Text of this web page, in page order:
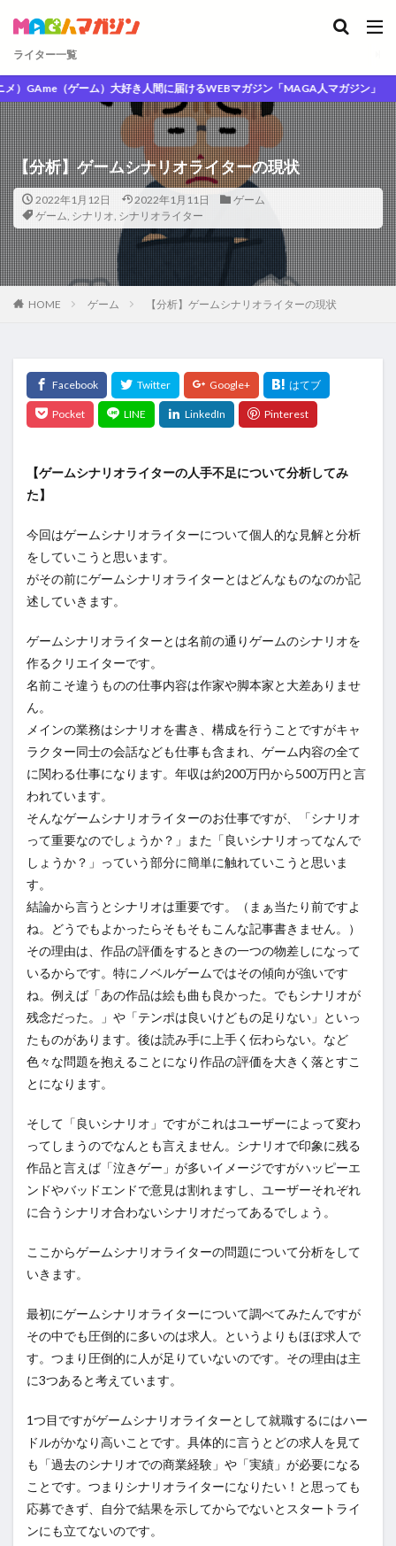
ライター一覧
ゲーム）大好き人間に届けるWEBマガジン「MAGA人マガジン」
【分析】ゲームシナリオライターの現状
2022年1月12日 2022年1月11日
ゲーム
ゲーム, シナリオ, シナリオライター
HOME ゲーム 【分析】ゲームシナリオライターの現状
【ゲームシナリオライターの人手不足について分析してみ
た】
今回はゲームシナリオライターについて個人的な見解と分析
をしていこうと思います。
がその前にゲームシナリオライターとはどんなものなのか記
述していきます。
ゲームシナリオライターとは名前の通りゲームのシナリオを
作るクリエイターです。
名前こそ違うものの仕事内容は作家や脚本家と大差ありませ
ん。
メインの業務はシナリオを書き、構成を行うことですがキャ
ラクター同士の会話なども仕事も含まれ、ゲーム内容の全て
に関わる仕事になります。 年収は約200万円から500万円と言
われています。
そんなゲームシナリオライターのお仕事ですが、「シナリオ
って重要なのでしょうか？」また「良いシナリオってなんで
しょうか？」っていう部分に簡単に触れていこうと思いま
す。
結論から言うとシナリオは重要です。（まぁ当たり前ですよ
ね。どうでもよかったらそもそもこんな記事書きません。）
その理由は、作品の評価をするときの一つの物差しになって
いるからです。特にノベルゲームではその傾向が強いです
ね。例えば「あの作品は絵も曲も良かった。でもシナリオが
残念だった。」や「テンポは良いけどもの足りない」といっ
たものがあります。後は読み手に上手く伝わらない。など
色々な問題を抱えることになり作品の評価を大きく落とすこ
とになります。
そして「良いシナリオ」ですがこれはユーザーによって変わ
ってしまうのでなんとも言えません。シナリオで印象に残る
作品と言えば「泣きゲー」が多いイメージですがハッピーエ
ンドやバッドエンドで意見は割れますし、ユーザーそれぞれ
に合うシナリオ合わないシナリオだってあるでしょう。
ここからゲームシナリオライターの問題について分析をして
いきます。
最初にゲームシナリオライターについて調べてみたんですが
その中でも圧倒的に多いのは求人。というよりもほぼ求人で
す。つまり圧倒的に人が足りていないのです。 その理由は主
に3つあると考えています。
1つ目ですがゲームシナリオライターとして就職するにはハー
ドルがかなり高いことです。具体的に言うとどの求人を見て
も「過去のシナリオでの商業経験」や「実績」が必要になる
ことです。つまりシナリオライターになりたい！と思っても
応募できず、自分で結果を示してからでないとスタートライ
ンにも立てないのです。